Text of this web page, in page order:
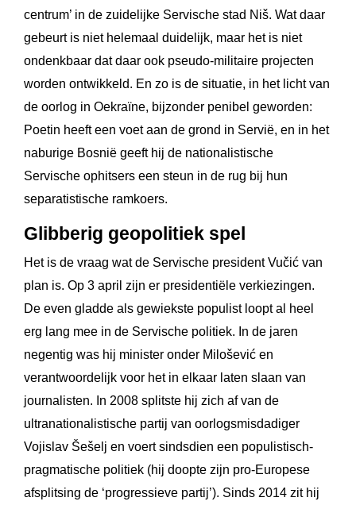
centrum’ in de zuidelijke Servische stad Niš. Wat daar
gebeurt is niet helemaal duidelijk, maar het is niet
ondenkbaar dat daar ook pseudo-militaire projecten
worden ontwikkeld. En zo is de situatie, in het licht van
de oorlog in Oekraïne, bijzonder penibel geworden:
Poetin heeft een voet aan de grond in Servië, en in het
naburige Bosnië geeft hij de nationalistische
Servische ophitsers een steun in de rug bij hun
separatistische ramkoers.
Glibberig geopolitiek spel
Het is de vraag wat de Servische president Vučić van
plan is. Op 3 april zijn er presidentiële verkiezingen.
De even gladde als gewiekste populist loopt al heel
erg lang mee in de Servische politiek. In de jaren
negentig was hij minister onder Milošević en
verantwoordelijk voor het in elkaar laten slaan van
journalisten. In 2008 splitste hij zich af van de
ultranationalistische partij van oorlogsmisdadiger
Vojislav Šešelj en voert sindsdien een populistisch-
pragmatische politiek (hij doopte zijn pro-Europese
afsplitsing de ‘progressieve partij’). Sinds 2014 zit hij